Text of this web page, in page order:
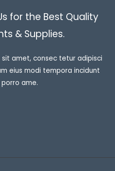
for the Best Quality
& Supplies.
amet, consec tetur adipisci
eius modi tempora incidunt
ame.